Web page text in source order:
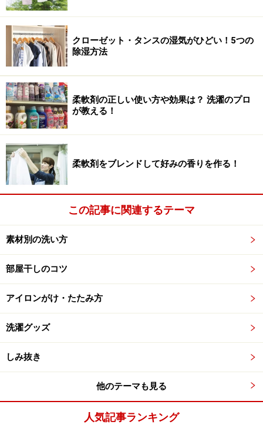
洗濯板（約17.5×10ｃｍ） 539円（税込）
■ミニ洗濯板 （無印良品）
上の洗濯板よりさらに小さい手のひらサイズのこちら
は、普段の小さな部分洗い用にはもちろん、中長期の旅
行や出張へ出かけるときにも役立ちます。柔らかなポリ
エチレンでできていて、素材を傷めにくいのも長所
（2004年グッドデザイン賞受賞作品）。
楽天市場で洗濯グッズをチェック！
クローゼット・タンスの湿気がひどい！5つの
除湿方法
柔軟剤の正しい使い方や効果は？ 洗濯のプロ
が教える！
柔軟剤をブレンドして好みの香りを作る！
この記事に関連するテーマ
素材別の洗い方
部屋干しのコツ
アイロンがけ・たたみ方
洗濯グッズ
しみ抜き
他のテーマも見る
人気記事ランキング